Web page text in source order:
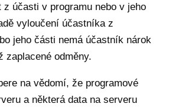
z účasti v programu nebo v jeho
vyloučení účastníka z
jeho části nemá účastník nárok
zaplacené odměny.
na vědomí, že programové
a některá data na serveru